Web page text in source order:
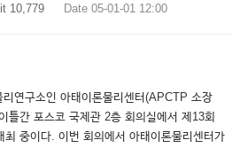
10,779 Date 05-01-01 12:00
연구소인 아태이론물리센터(APCTP 소장
틀간 포스코 국제관 2층 회의실에서 제13회
중이다. 이번 회의에서 아태이론물리센터가